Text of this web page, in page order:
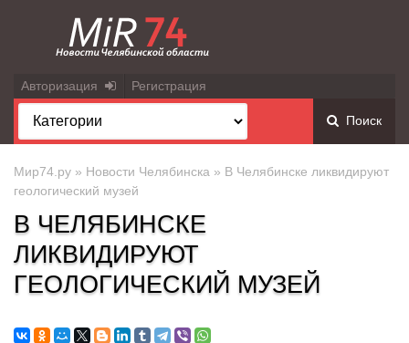
Авторизация Регистрация
Поиск
Мир74.ру » Новости Челябинска » В Челябинске ликвидируют
геологический музей
В ЧЕЛЯБИНСКЕ
ЛИКВИДИРУЮТ
ГЕОЛОГИЧЕСКИЙ МУЗЕЙ